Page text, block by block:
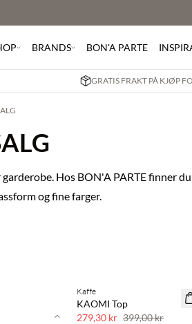
BRANDS BON'A PARTE
GRATIS FRAKT PÅ KJØP
Hos BON'A PARTE finner
og fine farger.
SAVE20
30 % rabatt
Kaffe
KAOMI Top
279,30 kr 399,00 kr